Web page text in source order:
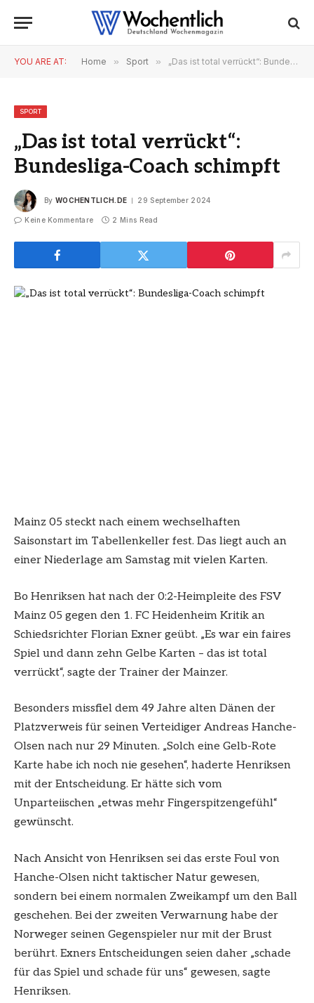
YOU ARE AT: Home » Sport » „Das ist total verrückt“: Bundesliga-Coach schimpft
SPORT
„Das ist total verrückt“:
Bundesliga-Coach schimpft
By WOCHENTLICH.DE 29 September 2024
Keine Kommentare 2 Mins Read
Mainz 05 steckt nach einem wechselhaften
Saisonstart im Tabellenkeller fest. Das liegt auch an
einer Niederlage am Samstag mit vielen Karten.
Bo Henriksen hat nach der 0:2-Heimpleite des FSV
Mainz 05 gegen den 1. FC Heidenheim Kritik an
Schiedsrichter Florian Exner geübt. „Es war ein faires
Spiel und dann zehn Gelbe Karten – das ist total
verrückt“, sagte der Trainer der Mainzer.
Besonders missfiel dem 49 Jahre alten Dänen der
Platzverweis für seinen Verteidiger Andreas Hanche-
Olsen nach nur 29 Minuten. „Solch eine Gelb-Rote
Karte habe ich noch nie gesehen“, haderte Henriksen
mit der Entscheidung. Er hätte sich vom
Unparteiischen „etwas mehr Fingerspitzengefühl“
gewünscht.
Nach Ansicht von Henriksen sei das erste Foul von
Hanche-Olsen nicht taktischer Natur gewesen,
sondern bei einem normalen Zweikampf um den Ball
geschehen. Bei der zweiten Verwarnung habe der
Norweger seinen Gegenspieler nur mit der Brust
berührt. Exners Entscheidungen seien daher „schade
für das Spiel und schade für uns“ gewesen, sagte
Henriksen.